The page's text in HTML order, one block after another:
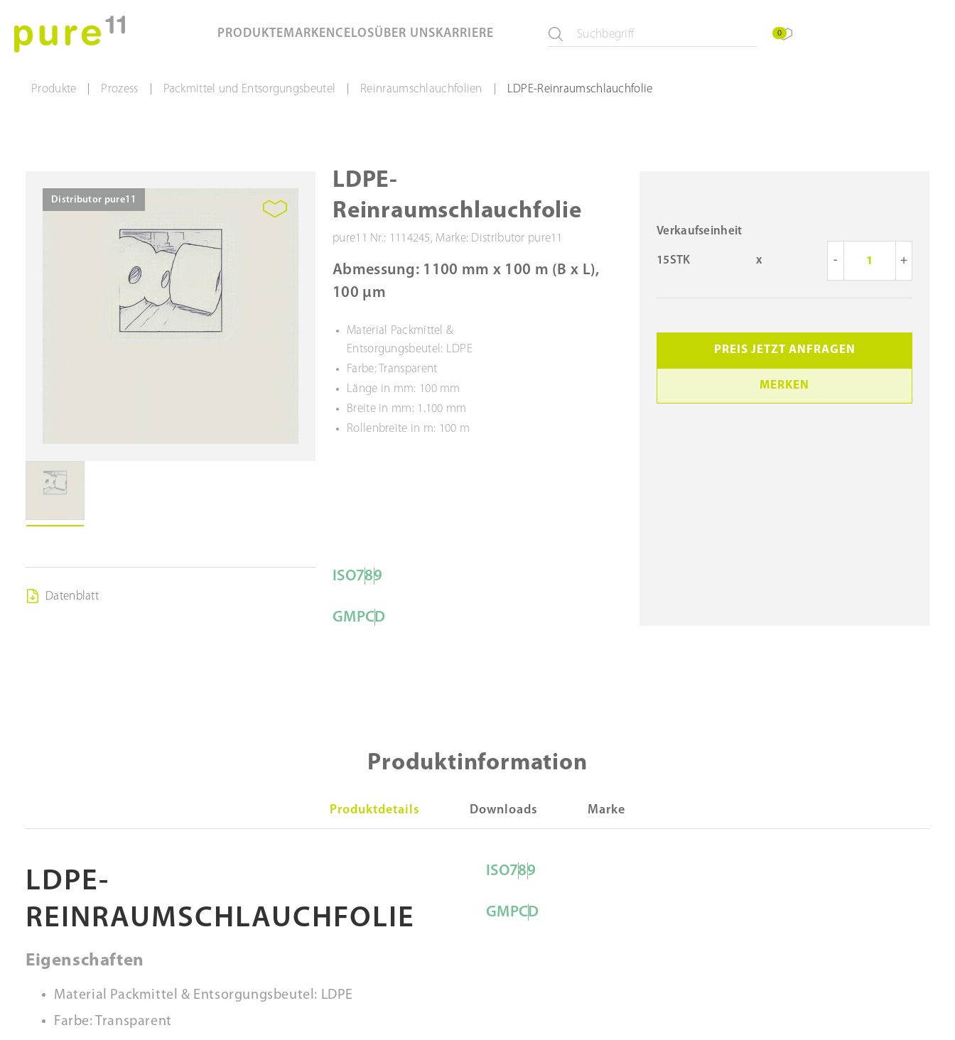
PRODUKTEMARKENCELOSÜBER UNS KARRIERE 0
Produkte Prozess Packmittel und Entsorgungsbeutel Reinraumschlauchfolien LDPE-Reinraumschlauchfolie
Distributor pure11
Datenblatt
LDPE-
Reinraumschlauchfolie
pure11 Nr.: 1114245, Marke: Distributor pure11
Abmessung: 1100 mm x 100 m (B x L),
100 µm
Material Packmittel &
Entsorgungsbeutel: LDPE
Farbe: Transparent
Länge in mm: 100 mm
Breite in mm: 1.100 mm
Rollenbreite in m: 100 m
ISO789
GMPCD
Verkaufseinheit
15STK x - +
PREIS JETZT ANFRAGEN
MERKEN
Produktinformation
Produktdetails Downloads Marke
LDPE-
REINRAUMSCHLAUCHFOLIE
Eigenschaften
Material Packmittel & Entsorgungsbeutel: LDPE
Farbe: Transparent
ISO789
GMPCD